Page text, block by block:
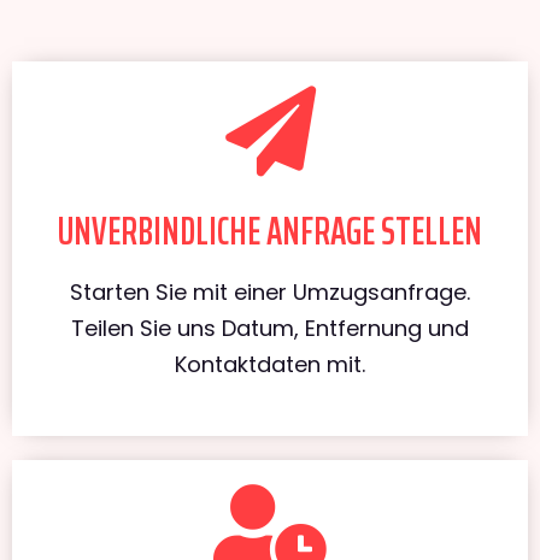
UNVERBINDLICHE ANFRAGE STELLEN
Starten Sie mit einer Umzugsanfrage.
Teilen Sie uns Datum, Entfernung und
Kontaktdaten mit.